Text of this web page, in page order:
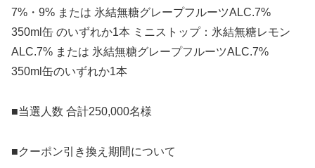
7%・9% または 氷結無糖グレープフルーツALC.7%
350ml缶 のいずれか1本 ミニストップ：氷結無糖レモン
ALC.7% または 氷結無糖グレープフルーツALC.7%
350ml缶のいずれか1本
■当選人数 合計250,000名様
■クーポン引き換え期間について